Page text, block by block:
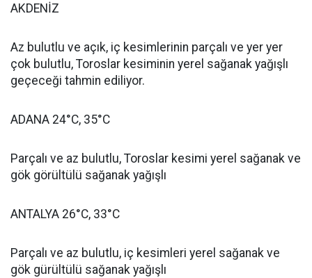
AKDENİZ
Az bulutlu ve açık, iç kesimlerinin parçalı ve yer yer
çok bulutlu, Toroslar kesiminin yerel sağanak yağışlı
geçeceği tahmin ediliyor.
ADANA 24°C, 35°C
Parçalı ve az bulutlu, Toroslar kesimi yerel sağanak ve
gök görültülü sağanak yağışlı
ANTALYA 26°C, 33°C
Parçalı ve az bulutlu, iç kesimleri yerel sağanak ve
gök gürültülü sağanak yağışlı